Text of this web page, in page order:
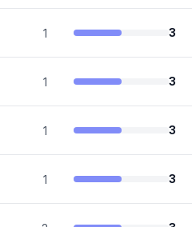
1 3
1 3
1 3
1 3